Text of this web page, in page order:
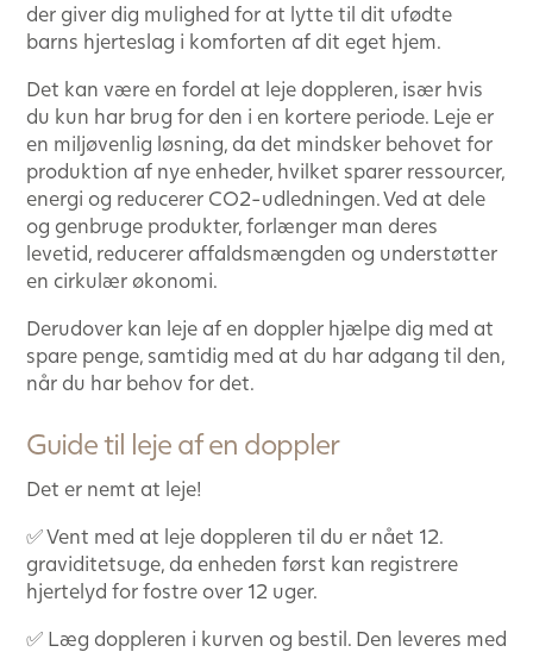
der giver dig mulighed for at lytte til dit ufødte
barns hjerteslag i komforten af dit eget hjem.
Det kan være en fordel at leje doppleren, især hvis
du kun har brug for den i en kortere periode. Leje er
en miljøvenlig løsning, da det mindsker behovet for
produktion af nye enheder, hvilket sparer ressourcer,
energi og reducerer CO2-udledningen. Ved at dele
og genbruge produkter, forlænger man deres
levetid, reducerer affaldsmængden og understøtter
en cirkulær økonomi.
Derudover kan leje af en doppler hjælpe dig med at
spare penge, samtidig med at du har adgang til den,
når du har behov for det.
Guide til leje af en doppler
Det er nemt at leje!
✅ Vent med at leje doppleren til du er nået 12.
graviditetsuge, da enheden først kan registrere
hjertelyd for fostre over 12 uger.
✅ Læg doppleren i kurven og bestil. Den leveres med